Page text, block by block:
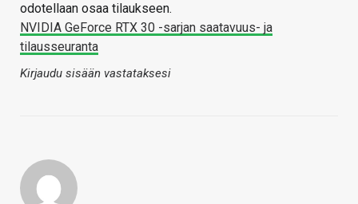
odotellaan osaa tilaukseen.
NVIDIA GeForce RTX 30 -sarjan saatavuus- ja
tilausseuranta
Kirjaudu sisään vastataksesi